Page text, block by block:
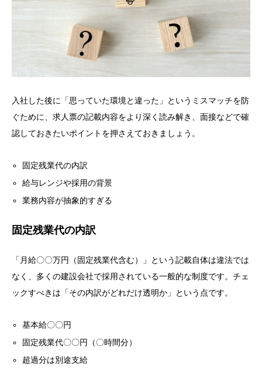
入社した後に「思っていた環境と違った」というミスマッチを防
ぐために、求人票の記載内容をより深く読み解き、面接などで確
認しておきたいポイントを押さえておきましょう。
固定残業代の内訳
給与レンジや採用の背景
業務内容が抽象的すぎる
固定残業代の内訳
「月給〇〇万円（固定残業代含む）」という記載自体は違法では
なく、多くの建設会社で採用されている一般的な制度です。チェ
ックすべきは「その内訳がどれだけ透明か」という点です。
基本給〇〇円
固定残業代〇〇円（〇時間分）
超過分は別途支給